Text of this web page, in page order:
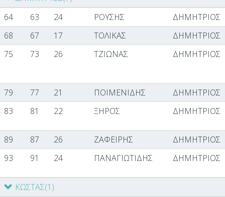
64
63 24 ΡΟΥΣΗΣ
ΔΗΜΗΤΡΙΟΣ
68
67 17 ΤΟΛΙΚΑΣ
ΔΗΜΗΤΡΙΟΣ
75
73 26 ΤΖΙΩΝΑΣ ΔΗΜΗΤΡΙΟΣ
79 77 21 ΠΟΙΜΕΝΙΔΗΣ
ΔΗΜΗΤΡΙΟΣ
83
81 22 ΞΗΡΟΣ ΔΗΜΗΤΡΙΟΣ
89 87 26 ΖΑΦΕΙΡΗΣ
ΔΗΜΗΤΡΙΟΣ
93
91 24 ΠΑΝΑΓΙΩΤΙΔΗΣ ΔΗΜΗΤΡΙΟΣ
ΚΩΣΤΑΣ(1)